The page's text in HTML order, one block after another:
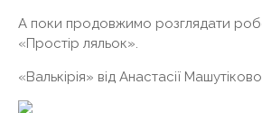
А поки продовжимо розглядати
«Простір ляльок».
«Валькірія» від Анастасії